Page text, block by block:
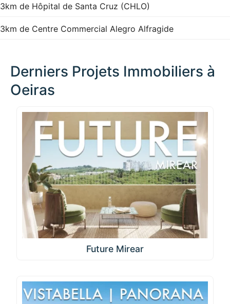
3km de Hôpital de Santa Cruz (CHLO)
3km de Centre Commercial Alegro Alfragide
Derniers Projets Immobiliers à
Oeiras
Future Mirear